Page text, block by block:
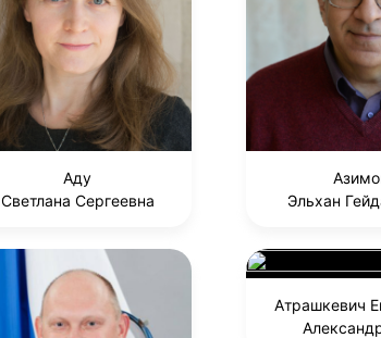
Аду
Светлана Сергеевна
Эльхан
Атрашкевич